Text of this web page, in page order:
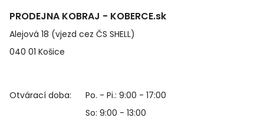
PRODEJNA KOBRAJ - KOBERCE.sk
Alejová 18 (vjezd cez ČS SHELL)
040 01 Košice
Otvárací doba:
Po. - Pi.: 9:00 - 17:00
So: 9:00 - 13:00